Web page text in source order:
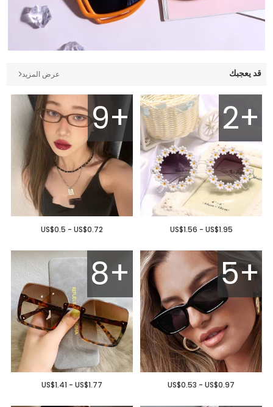
قد يعجبك عرض المزيد
2+
US$1.56 - US$1.95
9+
US$0.5 - US$0.72
5+
US$0.53 - US$0.97
8+
US$1.41 - US$1.77